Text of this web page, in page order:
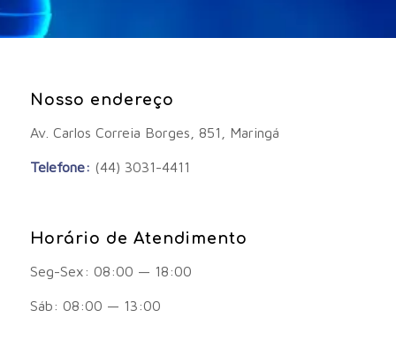
Nosso endereço
Av. Carlos Correia Borges, 851, Maringá
Telefone: (44) 3031-4411
Horário de Atendimento
Seg-Sex: 08:00 — 18:00
Sáb: 08:00 — 13:00